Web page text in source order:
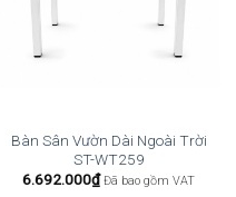
Bàn Sân Vườn Dài Ngoài Trời
ST-WT259
6.692.000₫ Đã bao gồm VAT